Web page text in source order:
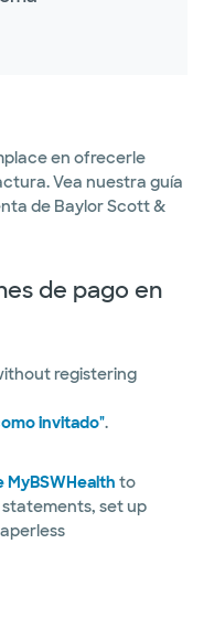
en ofrecerle
Vea nuestra guía
de Baylor Scott &
de pago en
registering
invitado".
MyBSWHealth to
set up